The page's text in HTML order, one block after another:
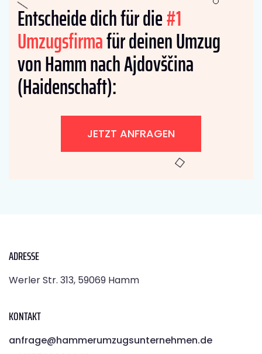
Entscheide dich für die#1
Umzugsfirmafür deinen Umzug
von Hamm nach Ajdovščina
(Haidenschaft):
JETZT ANFRAGEN
ADRESSE
Werler Str. 313, 59069 Hamm
KONTAKT
anfrage@hammerumzugsunternehmen.de